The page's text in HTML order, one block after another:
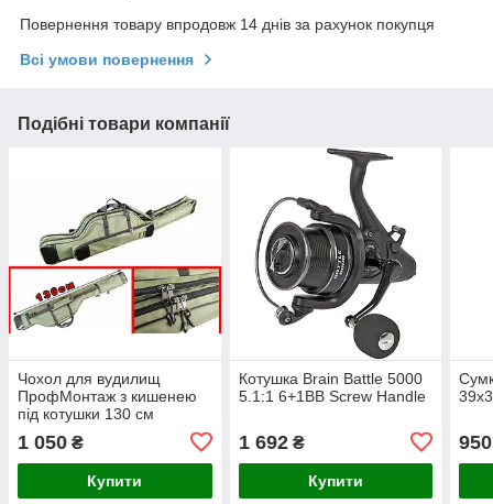
Повернення товару впродовж 14 днів за рахунок покупця
Всі умови повернення
Подібні товари компанії
Чохол для вудилищ
ПрофМонтаж з кишенею
під котушки 130 см
1 050 ₴
Купити
Котушка Brain Battle 5000
5.1:1 6+1BB Screw Handle
1 692₴
Купити
950